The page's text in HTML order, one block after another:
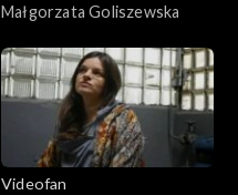
Małgorzata Goliszewska
Videofan